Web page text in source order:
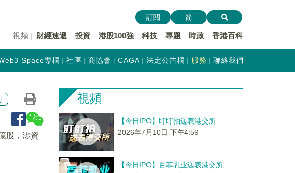
視頻 財經速遞 投資 港股100強 科技 專題 時政 香港百科
訂閱 简
Space專欄 社區 商協會 CAGA 法定公告欄 服務 聯絡我們
股，涉資
視頻
【今日IPO】盯盯拍递表港交所
2026年7月10日 下午4:59
【今日IPO】百菲乳业递表港交所